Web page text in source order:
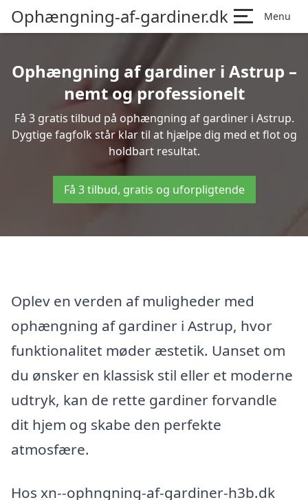
Ophængning-af-gardiner.dk Menu
Ophængning af gardiner i Astrup –
nemt og professionelt
Få 3 gratis tilbud på ophængning af gardiner i Astrup.
Dygtige fagfolk står klar til at hjælpe dig med et flot og
holdbart resultat.
Få 3 tilbud, gratis og uforpligtende
Oplev en verden af muligheder med
ophængning af gardiner i Astrup, hvor
funktionalitet møder æstetik. Uanset om
du ønsker en klassisk stil eller et moderne
udtryk, kan de rette gardiner forvandle
dit hjem og skabe den perfekte
atmosfære.
Hos xn--ophngning-af-gardiner-h3b.dk